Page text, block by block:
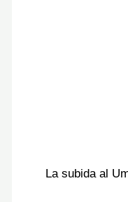
La subida al